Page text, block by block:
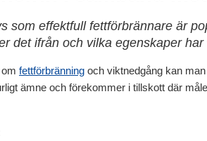
som effektfull fettförbrännare är
det ifrån och vilka egenskaper har
fettförbränning och viktnedgång kan
ämne och förekommer i tillskott där